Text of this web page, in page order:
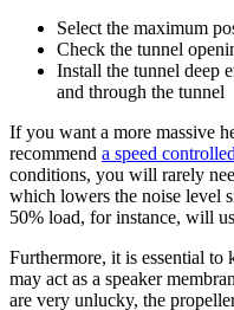
Select the maximum
Check the tunnel
Install the tunnel deep
and through the tunnel
If you want a more massive
recommend a speed
conditions, you will rarely
which lowers the noise level
50% load, for instance, will
Furthermore, it is essential
may act as a speaker
are very unlucky, the